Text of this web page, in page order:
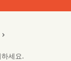
세요.